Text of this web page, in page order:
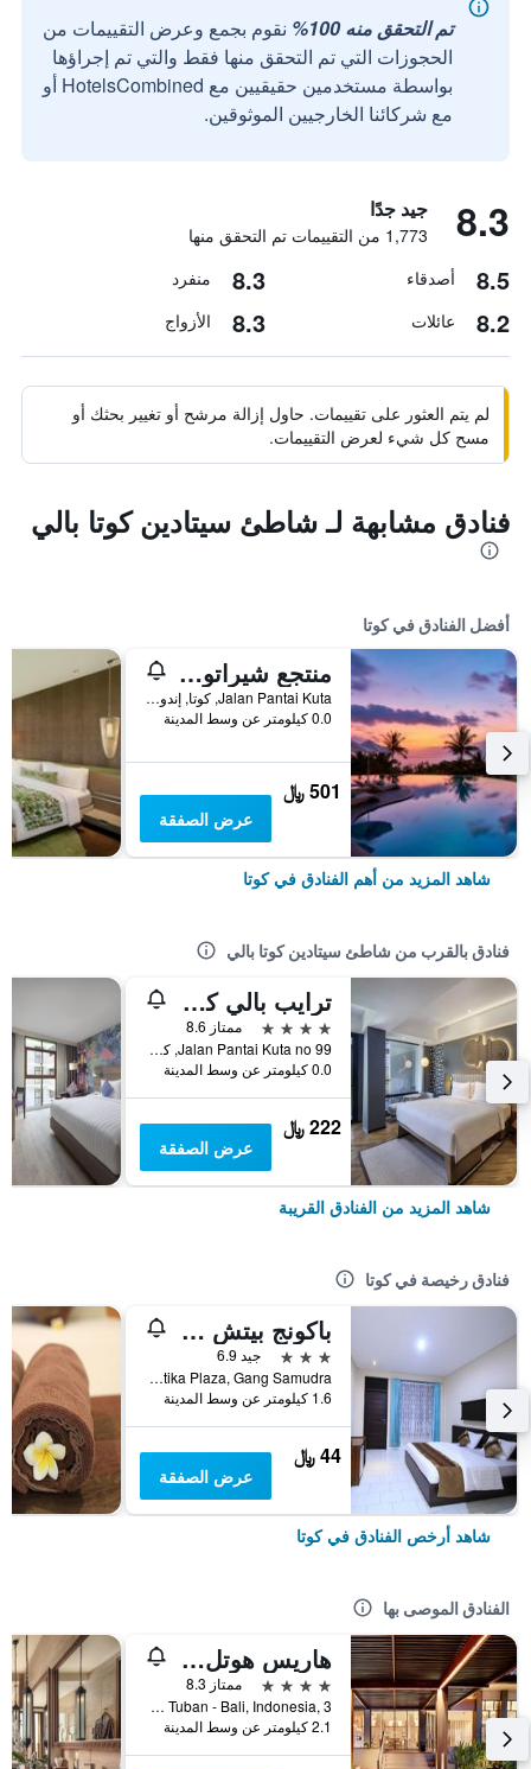
تم التحقق منه 100%
نقوم بجمع وعرض التقييمات من
الحجوزات التي تم التحقق منها فقط والتي تم إجراؤها
بواسطة مستخدمين حقيقيين مع HotelsCombined أو
مع شركائنا الخارجيين الموثوقين.
8.3 جيد جدًا
1,773 من التقييمات تم التحقق منها
8.5 أصدقاء 8.3 منفرد
8.2 عائلات 8.3 الأزواج
لم يتم العثور على تقييمات. حاول إزالة مرشح أو تغيير بحثك أو
مسح كل شيء لعرض التقييمات.
فنادق مشابهة لـ شاطئ سيتادين كوتا بالي
أفضل الفنادق في كوتا
منتجع شيراتون بالي كوتا
Jalan Pantai Kuta, كوتا, إندونيسيا
0.0 كيلومتر عن وسط المدينة
501 ﷼
عرض الصفقة
شاهد المزيد من أهم الفنادق في كوتا
فنادق بالقرب من شاطئ سيتادين كوتا بالي
ترايب بالي كوتا بيتش
4 نجوم
ممتاز 8.6
Jalan Pantai Kuta no 99, كوتا, إندونيسيا
0.0 كيلومتر عن وسط المدينة
222 ﷼
عرض الصفقة
شاهد المزيد من الفنادق القريبة
فنادق رخيصة في كوتا
باكونج بيتش ريزورت
3 نجوم
جيد 6.9
Jalan Kartika Plaza, Gang Samudra, كوتا, إندونيسيا
1.6 كيلومتر عن وسط المدينة
44 ﷼
عرض الصفقة
شاهد أرخص الفنادق في كوتا
الفنادق الموصى بها
هاريس هوتل كوتا توبان بالي
4 نجوم
ممتاز 8.3
Jl.Dewi Sartika Tuban - Bali, Indonesia, 3, كوتا, إندونيسيا
2.1 كيلومتر عن وسط المدينة